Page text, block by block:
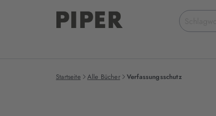
Suchbegriff
eingeben
Startseite Alle Bücher Verfassungsschutz